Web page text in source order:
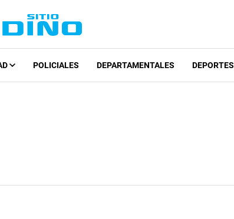
POLICIALES DEPARTAMENTALES DEPORTES